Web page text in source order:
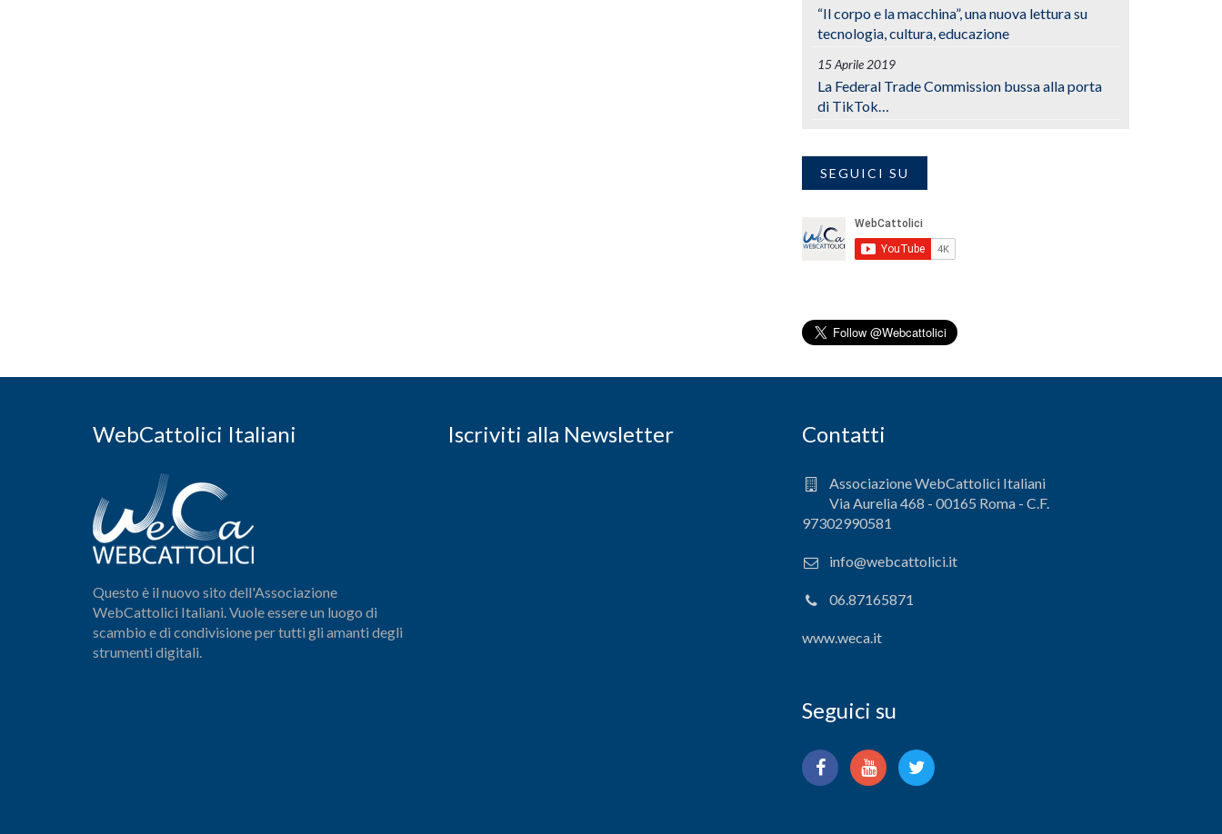
“Il corpo e la macchina”, una nuova lettura su
tecnologia, cultura, educazione
15 Aprile 2019
La Federal Trade Commission bussa alla porta
di TikTok…
SEGUICI SU
WebCattolici Italiani
Questo è il nuovo sito dell'Associazione
WebCattolici Italiani. Vuole essere un luogo di
scambio e di condivisione per tutti gli amanti degli
strumenti digitali.
Iscriviti alla Newsletter Contatti
Associazione WebCattolici Italiani
Via Aurelia 468 - 00165 Roma - C.F.
97302990581
info@webcattolici.it
06.87165871
www.weca.it
Seguici su